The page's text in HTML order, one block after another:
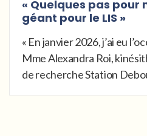
« Quelques pas pour
géant pour le LIS »
« En janvier 2026, j’ai eu
Mme Alexandra Roi,
de recherche Station